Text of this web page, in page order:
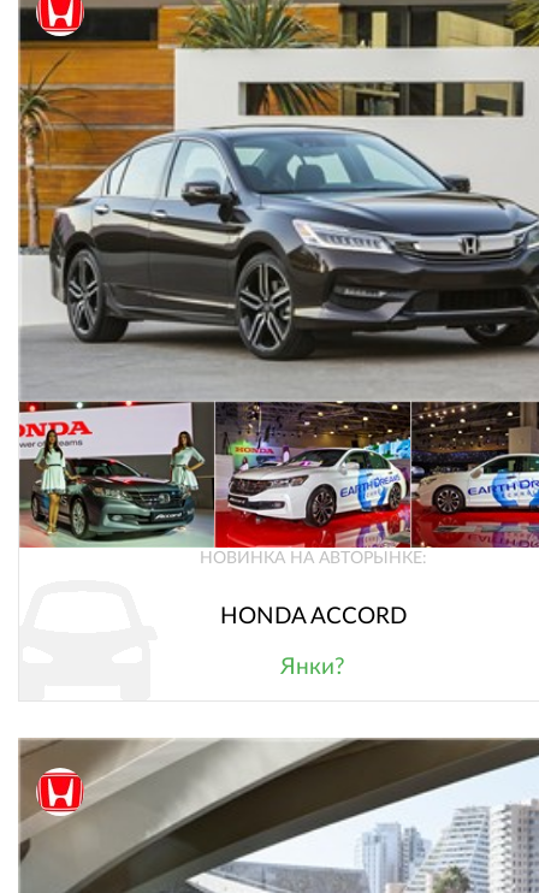
НОВИНКА НА АВТОРЫНКЕ:
HONDA ACCORD
Янки?